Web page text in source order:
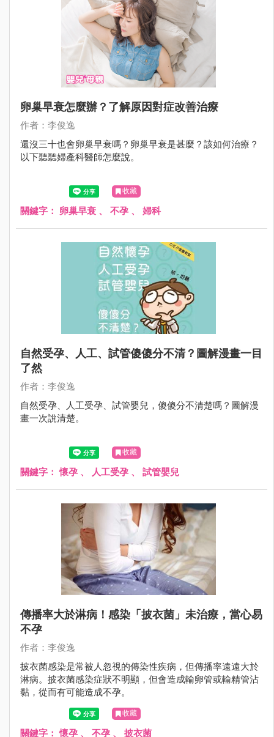
卵巢早衰怎麼辦？了解原因對症改善治療
作者：李俊逸
還沒三十也會卵巢早衰嗎？卵巢早衰是甚麼？該如何治療？
以下聽聽婦產科醫師怎麼說。
收藏
關鍵字： 卵巢早衰 、 不孕 、 婦科
自然受孕、人工、試管傻傻分不清？圖解漫畫一目
了然
作者：李俊逸
自然受孕、人工受孕、試管嬰兒，傻傻分不清楚嗎？圖解漫
畫一次說清楚。
收藏
關鍵字：懷孕 、 人工受孕 、 試管嬰兒
傳播率大於淋病！感染「披衣菌」未治療，當心易
不孕
作者：李俊逸
披衣菌感染是常被人忽視的傳染性疾病，但傳播率遠遠大於
淋病。披衣菌感染症狀不明顯，但會造成輸卵管或輸精管沾
黏，從而有可能造成不孕。
收藏
關鍵字：懷孕 、 不孕 、 披衣菌